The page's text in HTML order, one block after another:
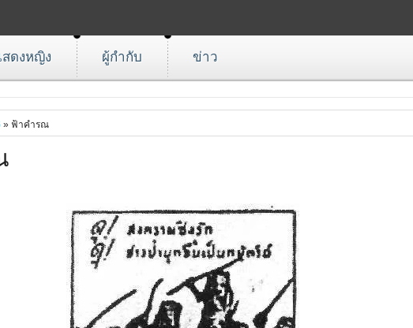
ดงหญิง ผู้กำกับ ข่าว
» ฟ้าคำรณ